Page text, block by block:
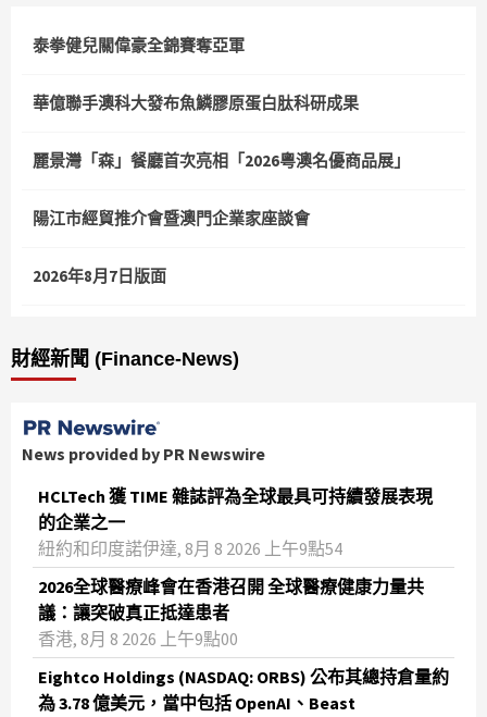
泰拳健兒關偉豪全錦賽奪亞軍
華億聯手澳科大發布魚鱗膠原蛋白肽科研成果
麗景灣「森」餐廳首次亮相「2026粵澳名優商品展」
陽江市經貿推介會暨澳門企業家座談會
2026年8月7日版面
財經新聞 (Finance-News)
News provided by PR Newswire
HCLTech 獲 TIME 雜誌評為全球最具可持續發展表現
的企業之一
紐約和印度諾伊達, 8月 8 2026 上午9點54
2026全球醫療峰會在香港召開 全球醫療健康力量共
議：讓突破真正抵達患者
香港, 8月 8 2026 上午9點00
Eightco Holdings (NASDAQ: ORBS) 公布其總持倉量約
為 3.78 億美元，當中包括 OpenAI、Beast